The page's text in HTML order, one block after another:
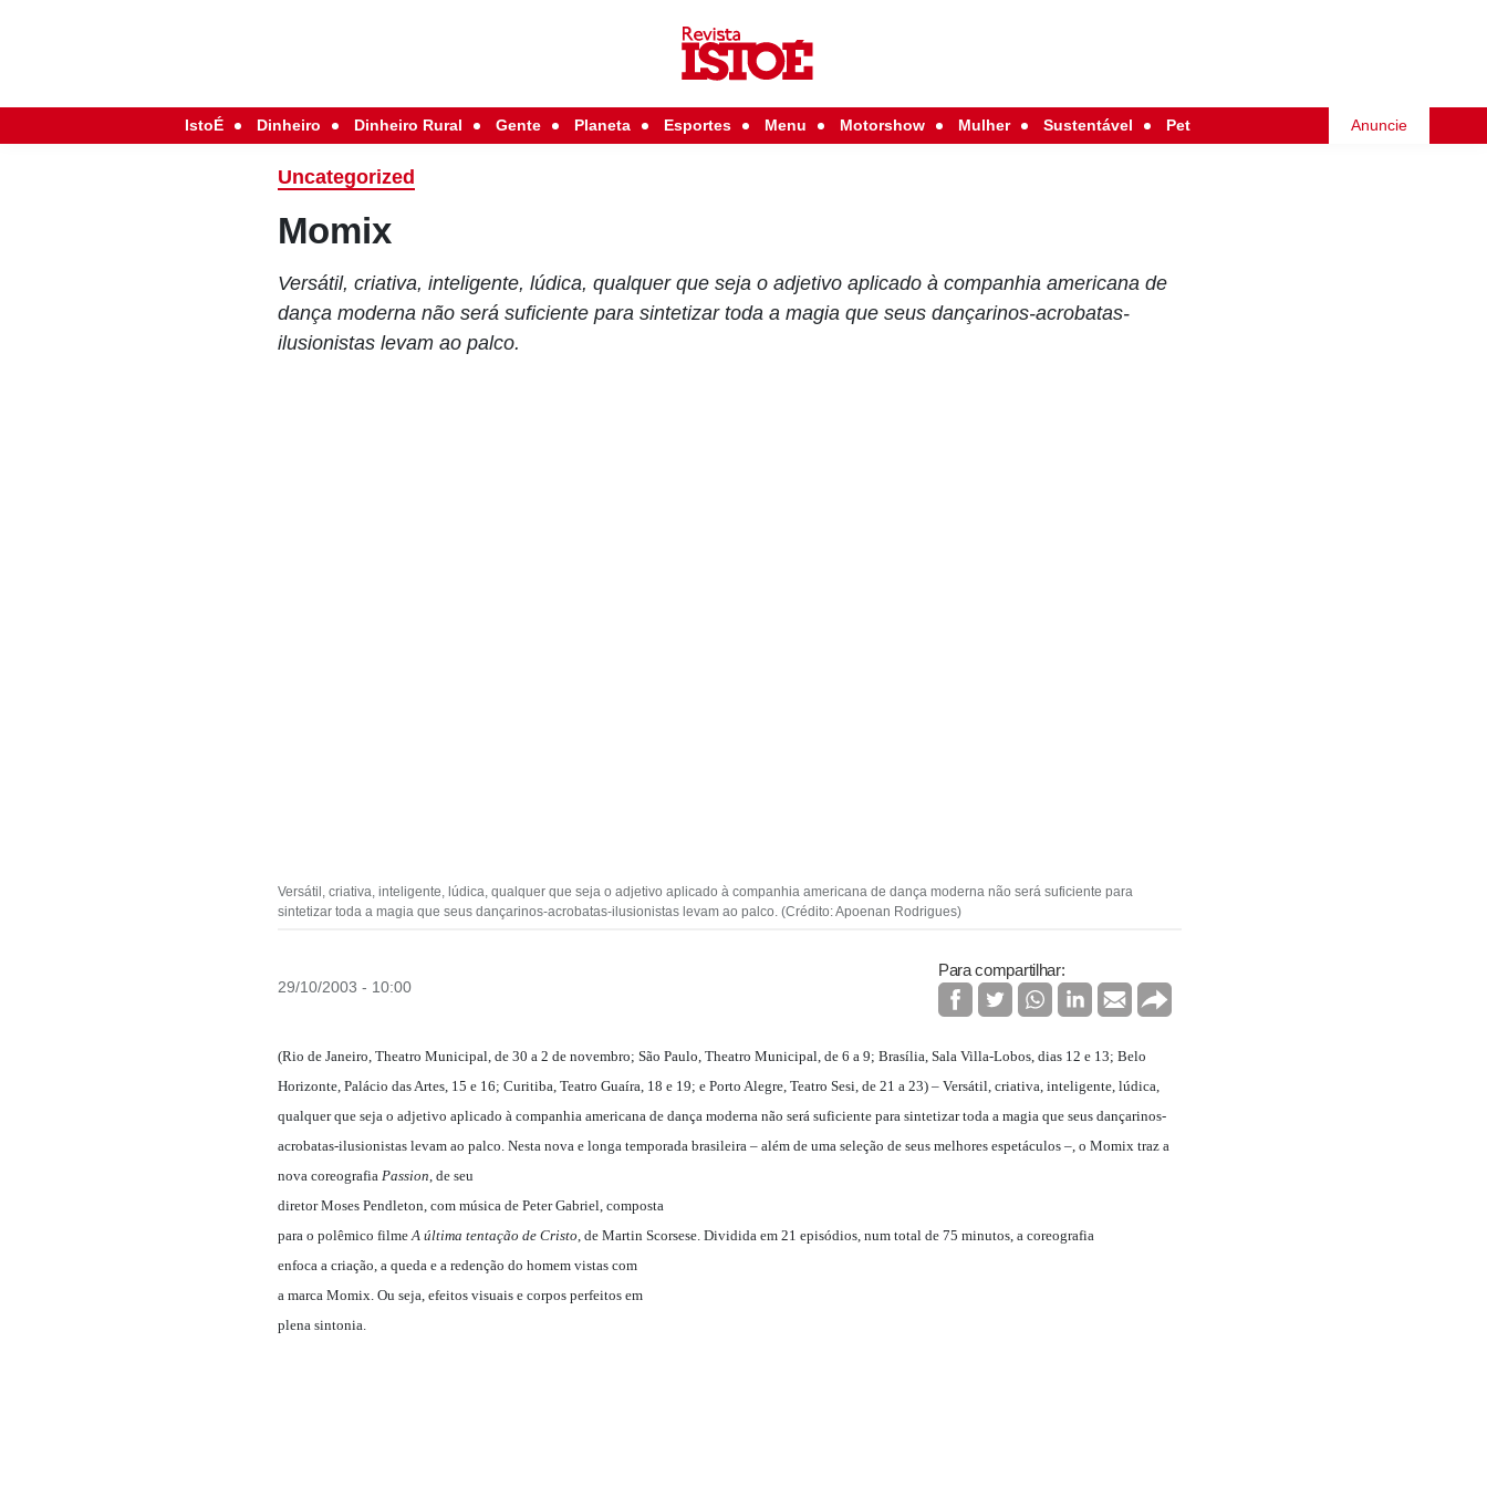
IstoÉ Dinheiro Dinheiro Rural Gente Planeta Esportes Menu Motorshow Mulher Sustentável Pet Anuncie
Uncategorized
Momix
Versátil, criativa, inteligente, lúdica, qualquer que seja o adjetivo aplicado à companhia americana de
dança moderna não será suficiente para sintetizar toda a magia que seus dançarinos-acrobatas-
ilusionistas levam ao palco.
Versátil, criativa, inteligente, lúdica, qualquer que seja o adjetivo aplicado à companhia americana de dança moderna não será suficiente para
sintetizar toda a magia que seus dançarinos-acrobatas-ilusionistas levam ao palco. (Crédito: Apoenan Rodrigues)
29/10/2003 - 10:00
Para compartilhar:
(Rio de Janeiro, Theatro Municipal, de 30 a 2 de novembro; São Paulo, Theatro Municipal, de 6 a 9; Brasília, Sala Villa-Lobos, dias 12 e 13; Belo
Horizonte, Palácio das Artes, 15 e 16; Curitiba, Teatro Guaíra, 18 e 19; e Porto Alegre, Teatro Sesi, de 21 a 23) – Versátil, criativa, inteligente, lúdica,
qualquer que seja o adjetivo aplicado à companhia americana de dança moderna não será suficiente para sintetizar toda a magia que seus dançarinos-
acrobatas-ilusionistas levam ao palco. Nesta nova e longa temporada brasileira – além de uma seleção de seus melhores espetáculos –, o Momix traz a
nova coreografiaPassion, de seu
diretor Moses Pendleton, com música de Peter Gabriel, composta
para o polêmico filmeA última tentação de Cristo, de Martin Scorsese. Dividida em 21 episódios, num total de 75 minutos, a coreografia
enfoca a criação, a queda e a redenção do homem vistas com
a marca Momix. Ou seja, efeitos visuais e corpos perfeitos em
plena sintonia.